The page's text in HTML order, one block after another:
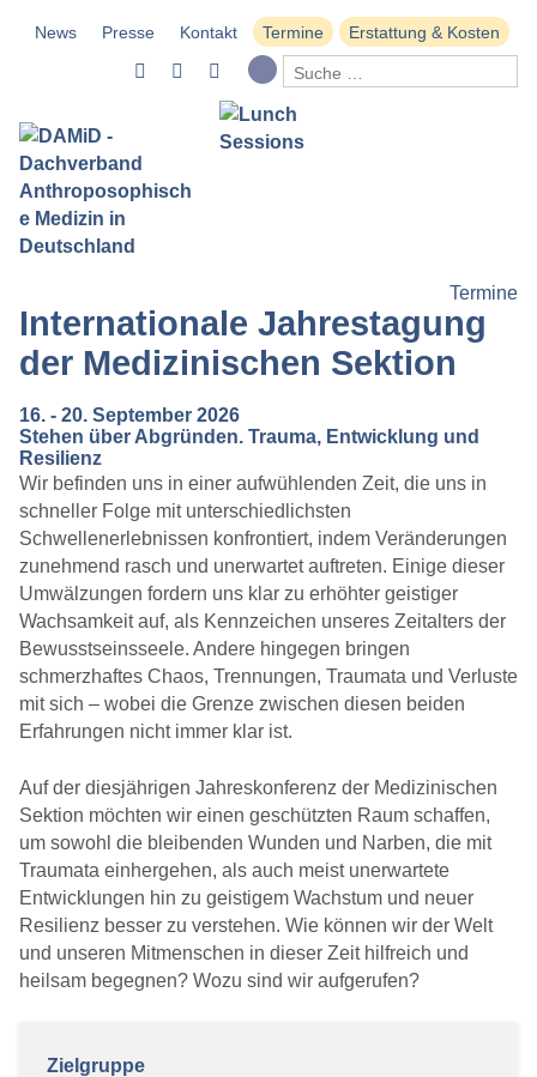
News Presse Kontakt Termine Erstattung & Kosten
Termine
Internationale Jahrestagung
der Medizinischen Sektion
16. - 20. September 2026
Stehen über Abgründen. Trauma, Entwicklung und
Resilienz
Wir befinden uns in einer aufwühlenden Zeit, die uns in
schneller Folge mit unterschiedlichsten
Schwellenerlebnissen konfrontiert, indem Veränderungen
zunehmend rasch und unerwartet auftreten. Einige dieser
Umwälzungen fordern uns klar zu erhöhter geistiger
Wachsamkeit auf, als Kennzeichen unseres Zeitalters der
Bewusstseinsseele. Andere hingegen bringen
schmerzhaftes Chaos, Trennungen, Traumata und Verluste
mit sich – wobei die Grenze zwischen diesen beiden
Erfahrungen nicht immer klar ist.
Auf der diesjährigen Jahreskonferenz der Medizinischen
Sektion möchten wir einen geschützten Raum schaffen,
um sowohl die bleibenden Wunden und Narben, die mit
Traumata einhergehen, als auch meist unerwartete
Entwicklungen hin zu geistigem Wachstum und neuer
Resilienz besser zu verstehen. Wie können wir der Welt
und unseren Mitmenschen in dieser Zeit hilfreich und
heilsam begegnen? Wozu sind wir aufgerufen?
Zielgruppe